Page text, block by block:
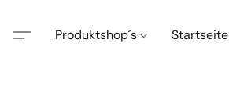
Produktshop´s Startseite